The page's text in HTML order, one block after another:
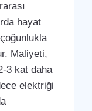
hayat
Maliyeti,
3 kat daha
elektriği